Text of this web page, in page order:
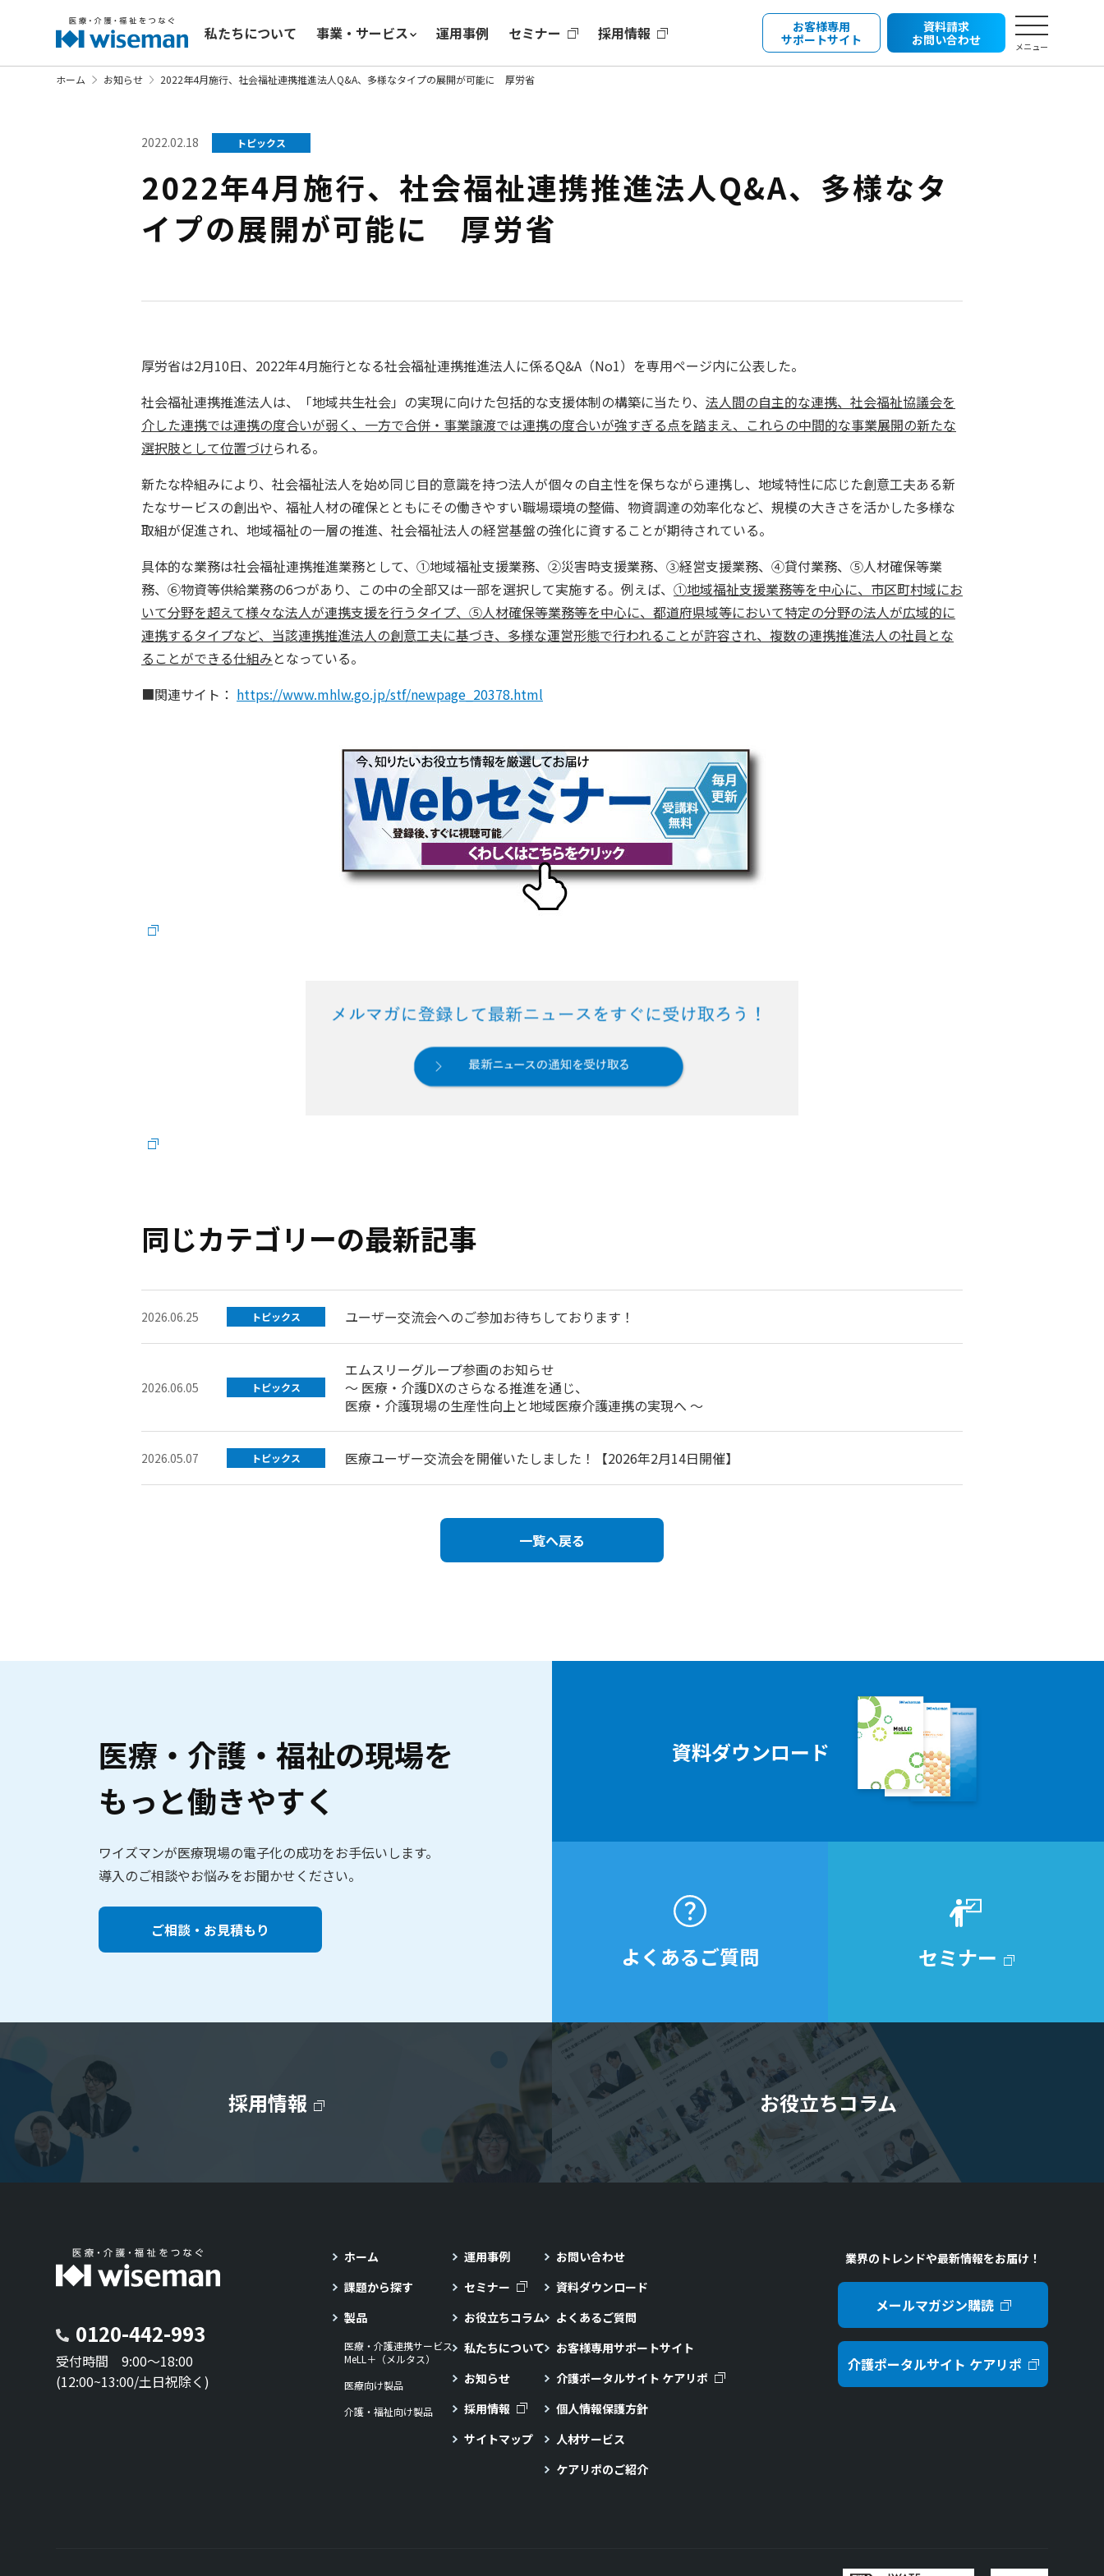
私たちについて 事業・サービス 運用事例 セミナー 採用情報
お客様専用
サポートサイト
資料請求
お問い合わせ
メニュー
ホーム お知らせ 2022年4月施行、社会福祉連携推進法人Q&A、多様なタイプの展開が可能に 厚労省
2022.02.18 トピックス
2022年4月施行、社会福祉連携推進法人Q&A、多様なタ
イプの展開が可能に 厚労省
厚労省は2月10日、2022年4月施行となる社会福祉連携推進法人に係るQ&A（No1）を専用ページ内に公表した。
社会福祉連携推進法人は、「地域共生社会」の実現に向けた包括的な支援体制の構築に当たり、 法人間の自主的な連携、社会福祉協議会を
介した連携では連携の度合いが弱く、一方で合併・事業譲渡では連携の度合いが強すぎる点を踏まえ、これらの中間的な事業展開の新たな
選択肢として位置づけられる。
新たな枠組みにより、社会福祉法人を始め同じ目的意識を持つ法人が個々の自主性を保ちながら連携し、地域特性に応じた創意工夫ある新
たなサービスの創出や、福祉人材の確保とともにその働きやすい職場環境の整備、物資調達の効率化など、規模の大きさを活かした多様な
取組が促進され、地域福祉の一層の推進、社会福祉法人の経営基盤の強化に資することが期待されている。
具体的な業務は社会福祉連携推進業務として、①地域福祉支援業務、②災害時支援業務、③経営支援業務、④貸付業務、⑤人材確保等業
務、⑥物資等供給業務の6つがあり、この中の全部又は一部を選択して実施する。例えば、 ①地域福祉支援業務等を中心に、市区町村域にお
いて分野を超えて様々な法人が連携支援を行うタイプ、⑤人材確保等業務等を中心に、都道府県域等において特定の分野の法人が広域的に
連携するタイプなど、当該連携推進法人の創意工夫に基づき、多様な運営形態で行われることが許容され、複数の連携推進法人の社員とな
ることができる仕組みとなっている。
■関連サイト： https://www.mhlw.go.jp/stf/newpage_20378.html
同じカテゴリーの最新記事
2026.06.25 トピックス ユーザー交流会へのご参加お待ちしております！
2026.06.05 トピックス
エムスリーグループ参画のお知らせ
～ 医療・介護DXのさらなる推進を通じ、
医療・介護現場の生産性向上と地域医療介護連携の実現へ ～
2026.05.07 トピックス 医療ユーザー交流会を開催いたしました！【2026年2月14日開催】
一覧へ戻る
医療・介護・福祉の現場を
もっと働きやすく
ワイズマンが医療現場の電子化の成功をお手伝いします。
導入のご相談やお悩みをお聞かせください。
ご相談・お見積もり
資料ダウンロード
よくあるご質問 セミナー
採用情報 お役立ちコラム
0120-442-993
受付時間 9:00～18:00
(12:00~13:00/土日祝除く)
ホーム
課題から探す
製品
医療・介護連携サービス
MeLL＋（メルタス）
医療向け製品
介護・福祉向け製品
運用事例
セミナー
お役立ちコラム
私たちについて
お知らせ
採用情報
サイトマップ
お問い合わせ
資料ダウンロード
よくあるご質問
お客様専用サポートサイト
介護ポータルサイト ケアリポ
個人情報保護方針
人材サービス
ケアリポのご紹介
業界のトレンドや最新情報をお届け！
メールマガジン購読
介護ポータルサイト ケアリポ